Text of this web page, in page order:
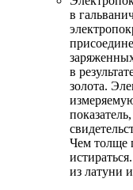
в
в
золота.
Чем толще
из латуни